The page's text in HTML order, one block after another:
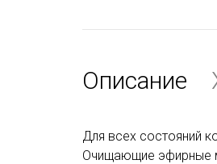
Описание
Для всех состояний
Очищающие эфирные